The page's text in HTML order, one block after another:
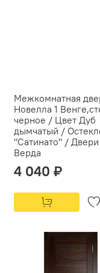
Межкомнатная
Новелла 1
черное / Цвет Дуб
дымчатый /
"Сатинато" / Двери
Верда
4 040 ₽